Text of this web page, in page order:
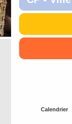
Calendrier